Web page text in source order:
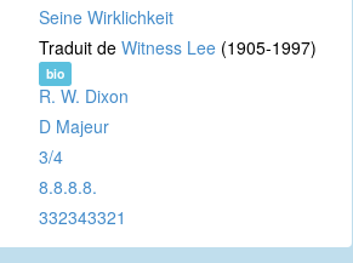
Seine Wirklichkeit
Traduit de Witness Lee (1905-1997)
bio
R. W. Dixon
D Majeur
3/4
8.8.8.8.
332343321